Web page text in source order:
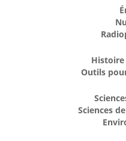
Histoire
Outils
Sciences